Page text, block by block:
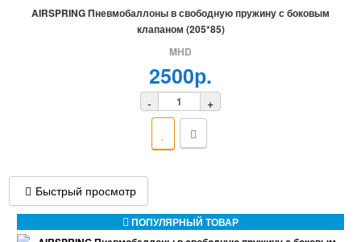
AIRSPRING Пневмобаллоны в свободную пружину с боковым
клапаном (205*85)
MHD
2500р.
- +
Быстрый просмотр
ПОПУЛЯРНЫЙ ТОВАР